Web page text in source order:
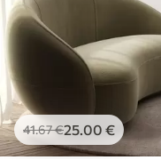
41.67€25.00 €